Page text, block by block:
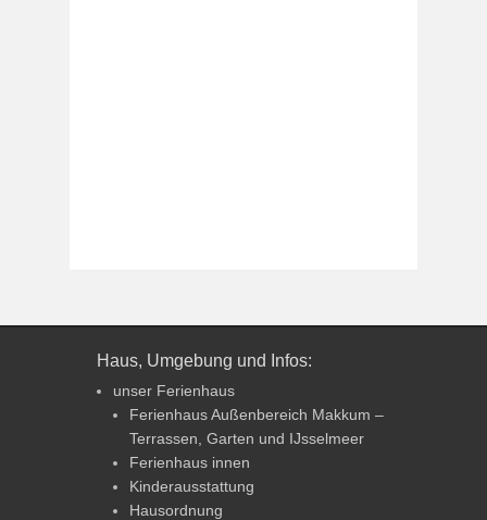
Haus, Umgebung und Infos:
unser Ferienhaus
Ferienhaus Außenbereich Makkum –
Terrassen, Garten und IJsselmeer
Ferienhaus innen
Kinderausstattung
Hausordnung